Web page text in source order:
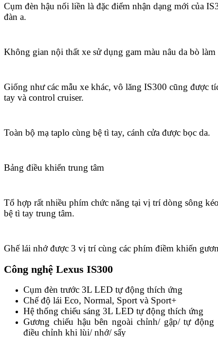
Cụm đèn hậu nối liền là đặc điểm nhận dạng mới của
đàn a.
Không gian nội thất xe sử dụng gam màu nâu da bò làm
Giống như các mẫu xe khác, vô lăng IS300 cũng được
tay và control cruiser.
Toàn bộ mạ taplo cùng bệ tì tay, cánh cửa được bọc da.
Bảng điều khiển trung tâm
Tổ hợp rất nhiều phím chức năng tại vị trí dòng sông
bệ tì tay trung tâm.
Ghế lái nhớ được 3 vị trí cùng các phím điềm khiến
Công nghệ Lexus IS300
Cụm đèn trước 3L LED tự động thích ứng
Chế độ lái Eco, Normal, Sport và Sport+
Hệ thống chiếu sáng 3L LED tự động thích ứng
Gương chiếu hậu bên ngoài chỉnh/ gập/ tự động
điều chỉnh khi lùi/ nhớ/ sấy